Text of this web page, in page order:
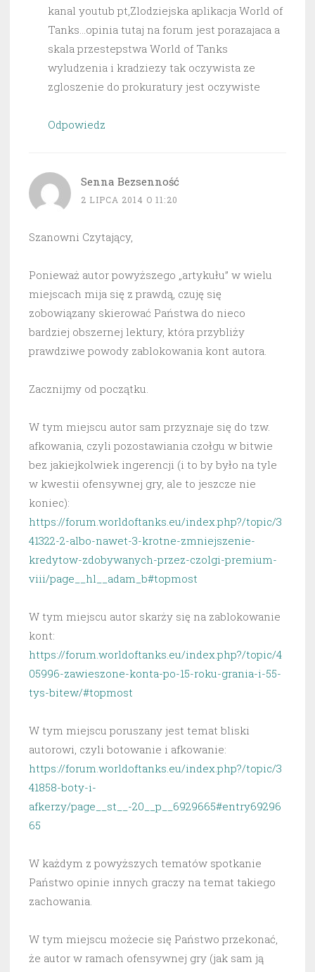
kanal youtub pt,Zlodziejska aplikacja World of
Tanks…opinia tutaj na forum jest porazajaca a
skala przestepstwa World of Tanks
wyludzenia i kradziezy tak oczywista ze
zgloszenie do prokuratury jest oczywiste
Odpowiedz
Senna Bezsenność
2 LIPCA 2014 O 11:20
Szanowni Czytający,
Ponieważ autor powyższego „artykułu” w wielu
miejscach mija się z prawdą, czuję się
zobowiązany skierować Państwa do nieco
bardziej obszernej lektury, która przybliży
prawdziwe powody zablokowania kont autora.
Zacznijmy od początku.
W tym miejscu autor sam przyznaje się do tzw.
afkowania, czyli pozostawiania czołgu w bitwie
bez jakiejkolwiek ingerencji (i to by było na tyle
w kwestii ofensywnej gry, ale to jeszcze nie
koniec):
https://forum.worldoftanks.eu/index.php?/topic/3
41322-2-albo-nawet-3-krotne-zmniejszenie-
kredytow-zdobywanych-przez-czolgi-premium-
viii/page__hl__adam_b#topmost
W tym miejscu autor skarży się na zablokowanie
kont:
https://forum.worldoftanks.eu/index.php?/topic/4
05996-zawieszone-konta-po-15-roku-grania-i-55-
tys-bitew/#topmost
W tym miejscu poruszany jest temat bliski
autorowi, czyli botowanie i afkowanie:
https://forum.worldoftanks.eu/index.php?/topic/3
41858-boty-i-
afkerzy/page__st__-20__p__6929665#entry69296
65
W każdym z powyższych tematów spotkanie
Państwo opinie innych graczy na temat takiego
zachowania.
W tym miejscu możecie się Państwo przekonać,
że autor w ramach ofensywnej gry (jak sam ją